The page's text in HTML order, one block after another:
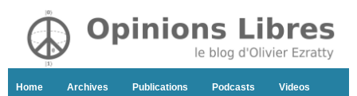
Home Archives Publications Podcasts Videos